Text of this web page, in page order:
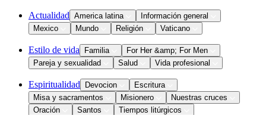
Actualidad America latina
Información general
Mexico
Mundo Religión Vaticano
Estilo de vida Familia
For Her &amp; For Men
Pareja y sexualidad
Salud Vida profesional
Espiritualidad Devocion
Escritura
Misa y sacramentos
Misionero
Nuestras cruces
Oración
Santos
Tiempos litúrgicos